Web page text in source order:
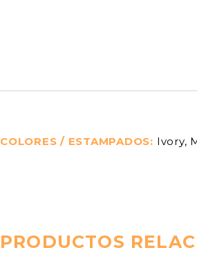
COLORES / ESTAMPADOS Ivory,
PRODUCTOS